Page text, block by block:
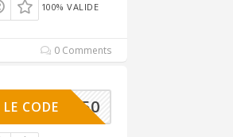
100% VALIDE
0 Comments
KAART50
CODE